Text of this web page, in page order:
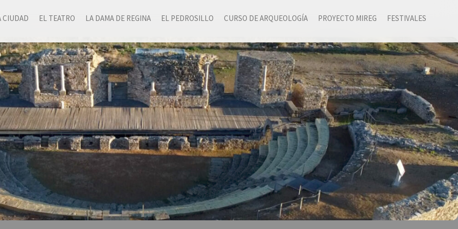
CIUDAD EL TEATRO LA DAMA DE REGINA EL PEDROSILLO CURSO DE ARQUEOLOGÍA PROYECTO MIREG FESTIVALES